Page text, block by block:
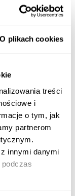
O plikach cookies
treści
i
o tym, jak
partnerom
innymi danymi
pacjentów
wykorzystać
możliwości
więc do
Ci pomóc!